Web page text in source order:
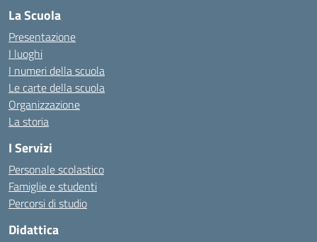
La Scuola
Presentazione
I luoghi
I numeri della scuola
Le carte della scuola
Organizzazione
La storia
I Servizi
Personale scolastico
Famiglie e studenti
Percorsi di studio
Didattica